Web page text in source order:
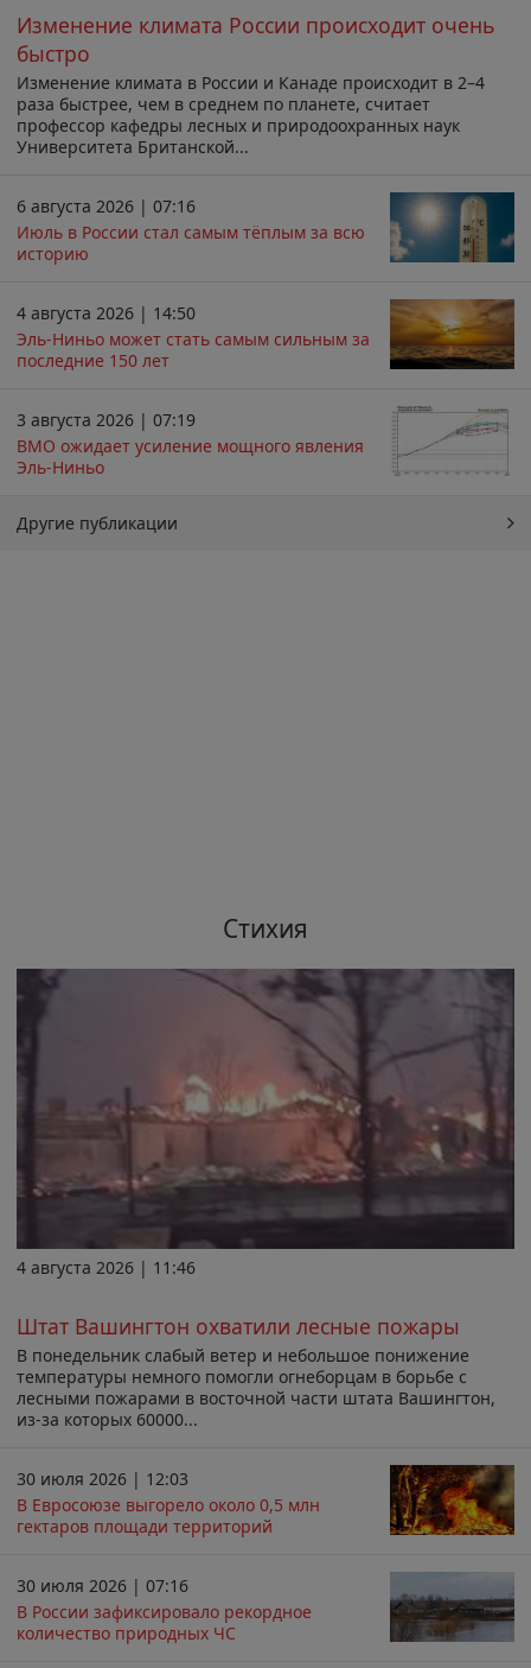
Изменение климата России происходит очень
быстро
Изменение климата в России и Канаде происходит в 2–4
раза быстрее, чем в среднем по планете, считает
профессор кафедры лесных и природоохранных наук
Университета Британской...
6 августа 2026 | 07:16
Июль в России стал самым тёплым за всю
историю
4 августа 2026 | 14:50
Эль-Ниньо может стать самым сильным за
последние 150 лет
3 августа 2026 | 07:19
ВМО ожидает усиление мощного явления
Эль-Ниньо
Другие публикации
Стихия
4 августа 2026 | 11:46
Штат Вашингтон охватили лесные пожары
В понедельник слабый ветер и небольшое понижение
температуры немного помогли огнеборцам в борьбе с
лесными пожарами в восточной части штата Вашингтон,
из-за которых 60000...
30 июля 2026 | 12:03
В Евросоюзе выгорело около 0,5 млн
гектаров площади территорий
30 июля 2026 | 07:16
В России зафиксировало рекордное
количество природных ЧС